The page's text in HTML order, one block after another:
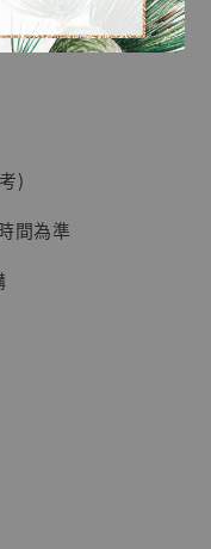
雕像 布魯克達
)
間為準